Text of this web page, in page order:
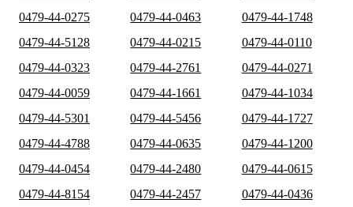
0479-44-0275
0479-44-0463
0479-44-1748
0479-44-5128
0479-44-0215
0479-44-0110
0479-44-0323
0479-44-2761
0479-44-0271
0479-44-0059
0479-44-1661
0479-44-1034
0479-44-5301
0479-44-5456
0479-44-1727
0479-44-4788
0479-44-0635
0479-44-1200
0479-44-0454
0479-44-2480
0479-44-0615
0479-44-8154
0479-44-2457
0479-44-0436